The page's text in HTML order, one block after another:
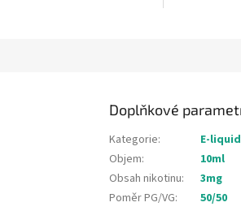
Doplňkové
Kategorie:
E-
Objem:
10ml
Obsah nikotinu:
3mg
Poměr PG/VG: 50/50